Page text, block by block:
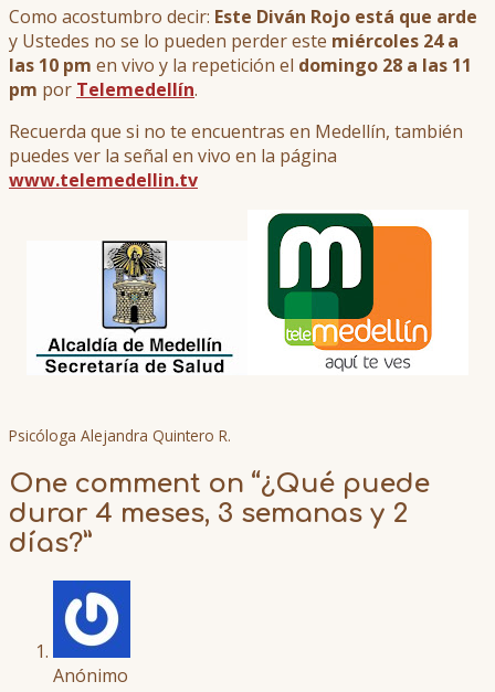
Como acostumbro decir: Este Diván Rojo está que arde
y Ustedes no se lo pueden perder este miércoles 24 a
las 10 pm en vivo y la repetición el domingo 28 a las 11
pm por Telemedellín.
Recuerda que si no te encuentras en Medellín, también
puedes ver la señal en vivo en la página
www.telemedellin.tv
Psicóloga Alejandra Quintero R.
One comment on “¿Qué puede
durar 4 meses, 3 semanas y 2
días?”
Anónimo